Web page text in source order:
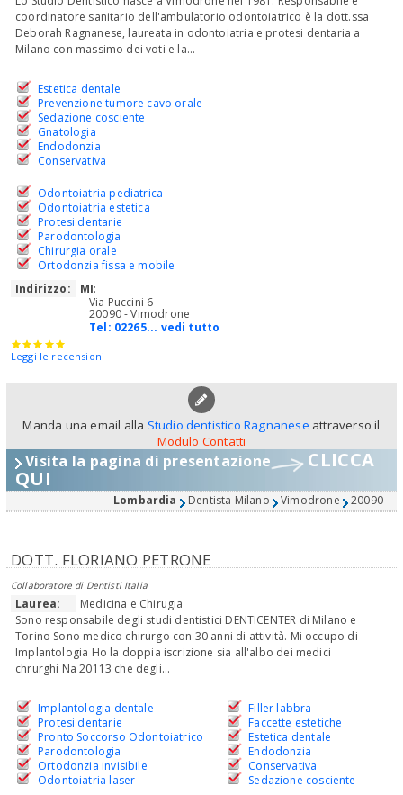
coordinatore sanitario dell'ambulatorio odontoiatrico è la dott.ssa
Deborah Ragnanese, laureata in odontoiatria e protesi dentaria a
Milano con massimo dei voti e la...
Estetica dentale
Prevenzione tumore cavo orale
Sedazione cosciente
Gnatologia
Endodonzia
Conservativa
Odontoiatria pediatrica
Odontoiatria estetica
Protesi dentarie
Parodontologia
Chirurgia orale
Ortodonzia fissa e mobile
Indirizzo:
MI:
Via Puccini 6
20090 - Vimodrone
Tel: 02265... vedi tutto
Leggi le recensioni
Manda una email alla Studio dentistico Ragnanese attraverso il
Modulo Contatti
Visita la pagina di presentazione CLICCA
QUI
Lombardia Dentista Milano Vimodrone 20090
DOTT. FLORIANO PETRONE
Collaboratore di Dentisti Italia
Laurea:
Medicina e Chirugia
Sono responsabile degli studi dentistici DENTICENTER di Milano e
Torino Sono medico chirurgo con 30 anni di attività. Mi occupo di
Implantologia Ho la doppia iscrizione sia all'albo dei medici
chrurghi Na 20113 che degli...
Implantologia dentale
Protesi dentarie
Pronto Soccorso Odontoiatrico
Parodontologia
Ortodonzia invisibile
Odontoiatria laser
Filler labbra
Faccette estetiche
Estetica dentale
Endodonzia
Conservativa
Sedazione cosciente